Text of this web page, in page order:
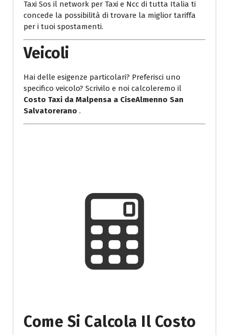
Taxi Sos il network per Taxi e Ncc di tutta Italia ti
concede la possibilità di trovare la miglior tariffa
per i tuoi spostamenti.
Veicoli
Hai delle esigenze particolari? Preferisci uno
specifico veicolo? Scrivilo e noi calcoleremo il
Costo Taxi da Malpensa a CiseAlmenno San
Salvatorerano .
Come Si Calcola Il Costo